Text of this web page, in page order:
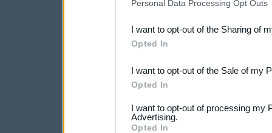
Downstream Participants
third parties.
Personal Data Processing Opt Outs
I want to opt-out of the Sharing of
Opted In
I want to opt-out of the Sale of my
Opted In
I want to opt-out of processing my
Advertising.
Opted In